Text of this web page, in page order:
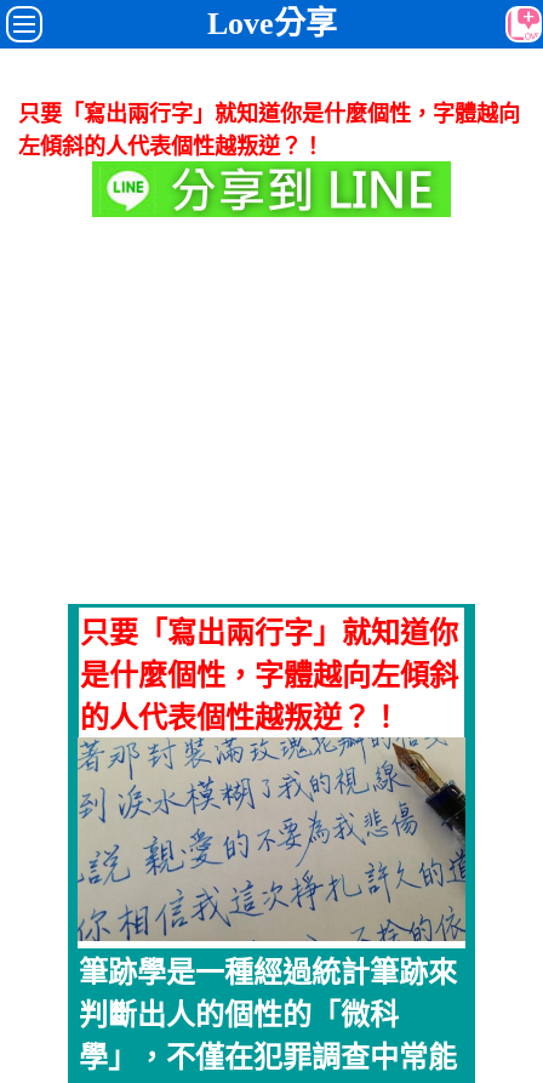
Love分享
只要「寫出兩行字」就知道你是什麼個性，字體越向
左傾斜的人代表個性越叛逆？！
只要「寫出兩行字」就知道你
是什麼個性，字體越向左傾斜
的人代表個性越叛逆？！
筆跡學是一種經過統計筆跡來
判斷出人的個性的「微科
學」，不僅在犯罪調查中常能